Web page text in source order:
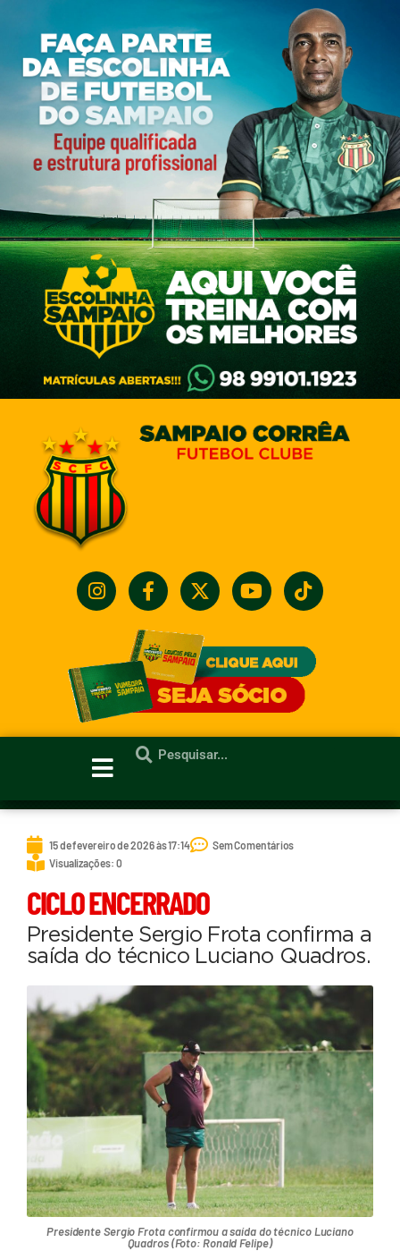
15 de fevereiro de 2026 às 17:14
Sem Comentários
Visualizações: 0
CICLO ENCERRADO
Presidente Sergio Frota confirma a
saída do técnico Luciano Quadros.
Presidente Sergio Frota confirmou a saída do técnico Luciano
Quadros (Foto: Ronald Felipe)